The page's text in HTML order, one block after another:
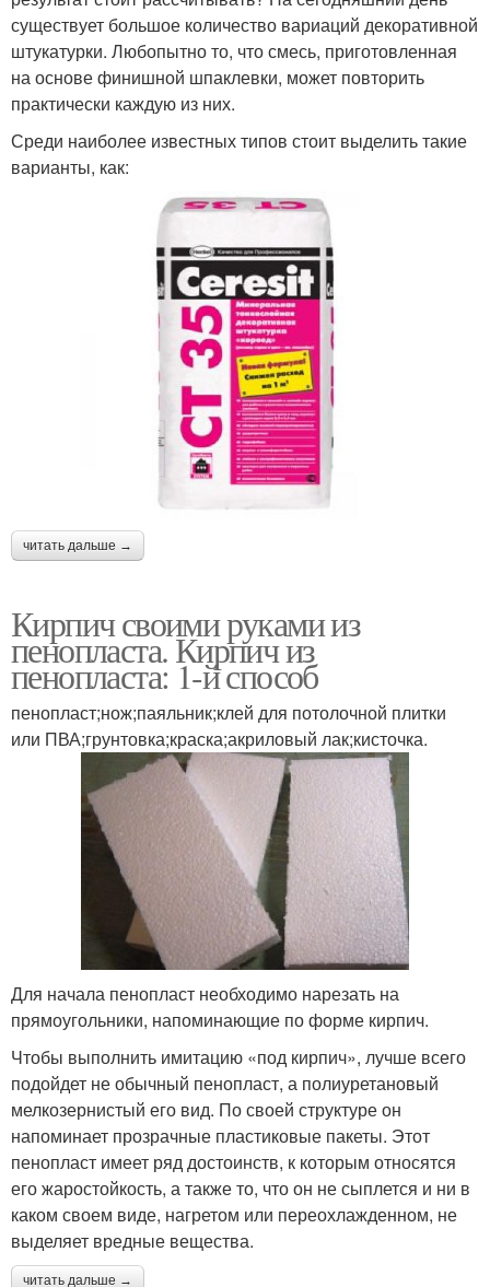
существует большое количество вариаций декоративной
штукатурки. Любопытно то, что смесь, приготовленная
на основе финишной шпаклевки, может повторить
практически каждую из них.
Среди наиболее известных типов стоит выделить такие
варианты, как:
читать дальше →
Кирпич своими руками из
пенопласта. Кирпич из
пенопласта: 1-й способ
пенопласт;нож;паяльник;клей для потолочной плитки
или ПВА;грунтовка;краска;акриловый лак;кисточка.
Для начала пенопласт необходимо нарезать на
прямоугольники, напоминающие по форме кирпич.
Чтобы выполнить имитацию «под кирпич», лучше всего
подойдет не обычный пенопласт, а полиуретановый
мелкозернистый его вид. По своей структуре он
напоминает прозрачные пластиковые пакеты. Этот
пенопласт имеет ряд достоинств, к которым относятся
его жаростойкость, а также то, что он не сыплется и ни в
каком своем виде, нагретом или переохлажденном, не
выделяет вредные вещества.
читать дальше →